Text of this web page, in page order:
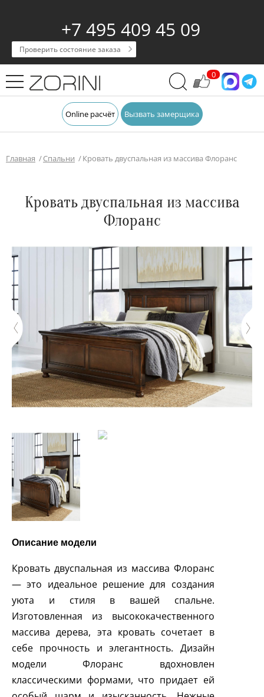
+7 495 409 45 09
Проверить состояние заказа
0
Online расчёт Вызвать замерщика
Главная Спальни Кровать двуспальная из массива Флоранс
Кровать двуспальная из массива
Флоранс
Описание модели
Кровать двуспальная из массива Флоранс
— это идеальное решение для создания
уюта и стиля в вашей спальне.
Изготовленная из высококачественного
массива дерева, эта кровать сочетает в
себе прочность и элегантность. Дизайн
модели Флоранс вдохновлен
классическими формами, что придает ей